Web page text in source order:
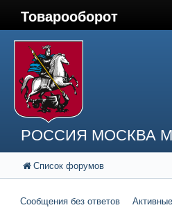
Товарооборот
РОССИЯ МОСКВА
Список форумов
Сообщения без ответов